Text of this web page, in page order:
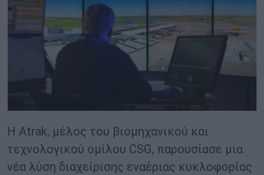
Η Atrak, μέλος του βιομηχανικού και
τεχνολογικού ομίλου CSG, παρουσίασε μια
νέα λύση διαχείρισης εναέριας κυκλοφορίας